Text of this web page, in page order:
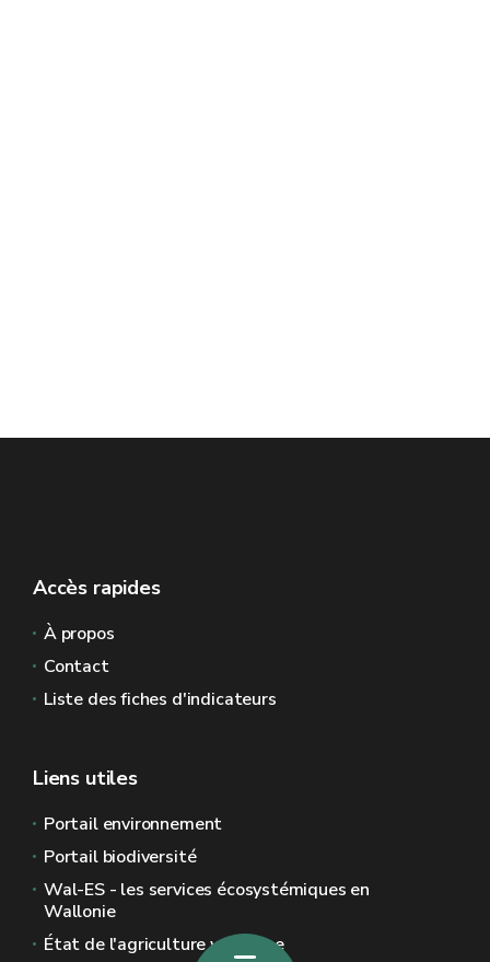
Accès rapides
À propos
Contact
Liste des fiches d'indicateurs
Liens utiles
Portail environnement
Portail biodiversité
Wal-ES - les services écosystémiques en
Wallonie
État de l'agriculture wallonne